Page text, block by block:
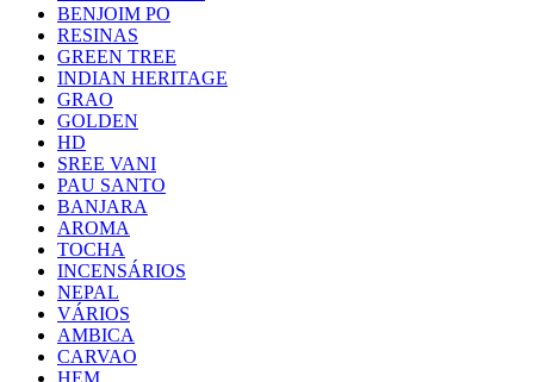
BENJOIM PO
RESINAS
GREEN TREE
INDIAN HERITAGE
GRAO
GOLDEN
HD
SREE VANI
PAU SANTO
BANJARA
AROMA
TOCHA
INCENSÁRIOS
NEPAL
VÁRIOS
AMBICA
CARVAO